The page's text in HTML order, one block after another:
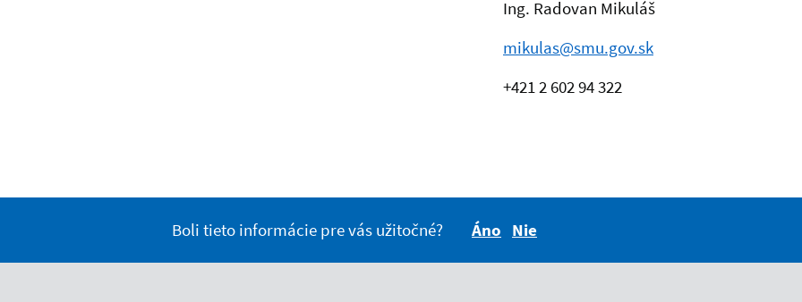
Ing. Radovan Mikuláš
mikulas@smu.gov.sk
+421 2 602 94 322
Boli tieto informácie pre vás užitočné? Áno Nie